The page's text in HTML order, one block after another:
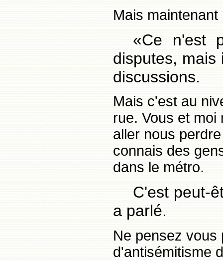
Mais
«Ce n'est
disputes,
discussions.
Mais c'est au
rue. Vous et
aller nous
connais des
dans le métro.
C'est peut-
a parlé.
Ne pensez vous
d'antisémitisme